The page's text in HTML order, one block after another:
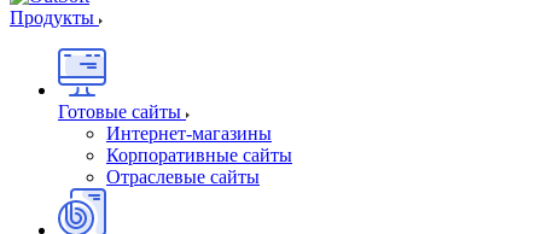
Продукты
Готовые сайты
Интернет-магазины
Корпоративные сайты
Отраслевые сайты